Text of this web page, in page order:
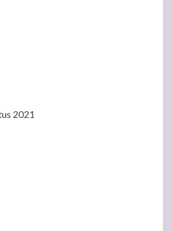
2021